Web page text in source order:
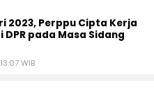
2023, Perppu Cipta Kerja
pada Masa Sidang
WIB